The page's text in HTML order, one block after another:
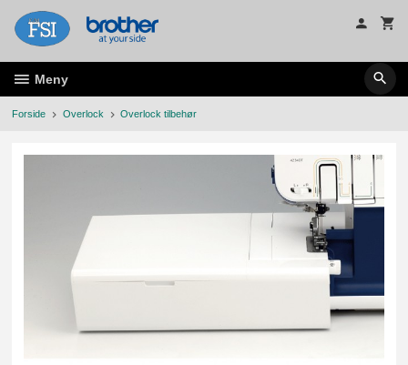
innholdet
Meny
Forside Overlock Overlock tilbehør